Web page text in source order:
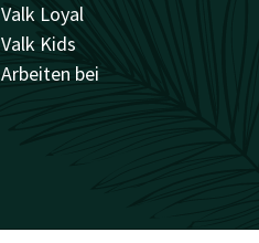
Valk Loyal
Valk Kids
Arbeiten bei